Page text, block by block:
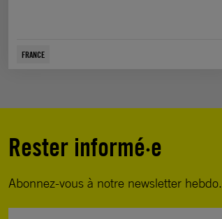
FRANCE
Rester informé·e
Abonnez-vous à notre newsletter hebdo.